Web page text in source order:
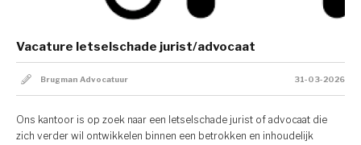
Vacature letselschade jurist/advocaat
Brugman Advocatuur 31-03-2026
Ons kantoor is op zoek naar een letselschade jurist of advocaat die
zich verder wil ontwikkelen binnen een betrokken en inhoudelijk